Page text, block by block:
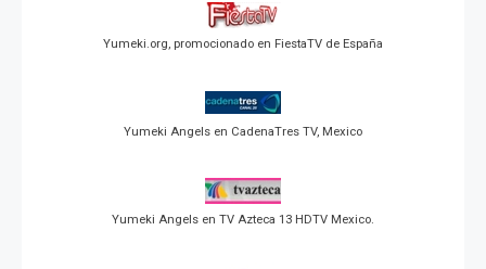
Yumeki.org, promocionado en FiestaTV de España
Yumeki Angels en CadenaTres TV, Mexico
Yumeki Angels en TV Azteca 13 HDTV Mexico.